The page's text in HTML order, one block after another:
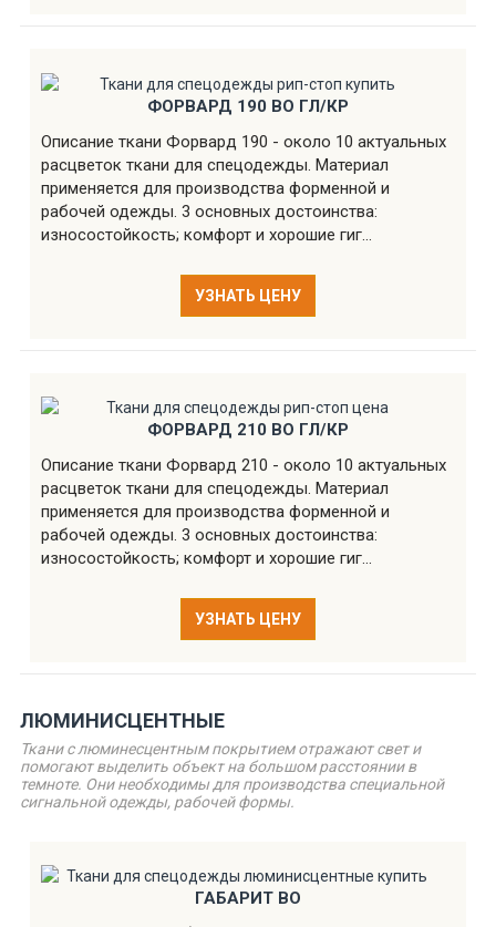
ФОРВАРД 190 ВО ГЛ/КР
Описание ткани Форвард 190 - около 10 актуальных
расцветок ткани для спецодежды. Материал
применяется для производства форменной и
рабочей одежды. 3 основных достоинства:
износостойкость; комфорт и хорошие гиг...
УЗНАТЬ ЦЕНУ
ФОРВАРД 210 ВО ГЛ/КР
Описание ткани Форвард 210 - около 10 актуальных
расцветок ткани для спецодежды. Материал
применяется для производства форменной и
рабочей одежды. 3 основных достоинства:
износостойкость; комфорт и хорошие гиг...
УЗНАТЬ ЦЕНУ
ЛЮМИНИСЦЕНТНЫЕ
Ткани с люминесцентным покрытием отражают свет и
помогают выделить объект на большом расстоянии в
темноте. Они необходимы для производства специальной
сигнальной одежды, рабочей формы.
ГАБАРИТ ВО